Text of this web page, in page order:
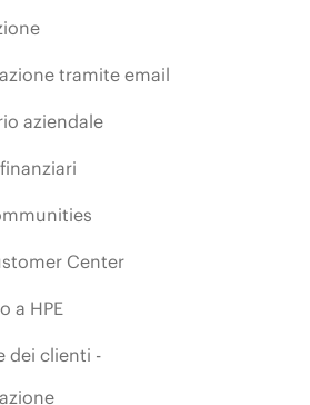
tramite email
aziendale
Center
a HPE
dei clienti -